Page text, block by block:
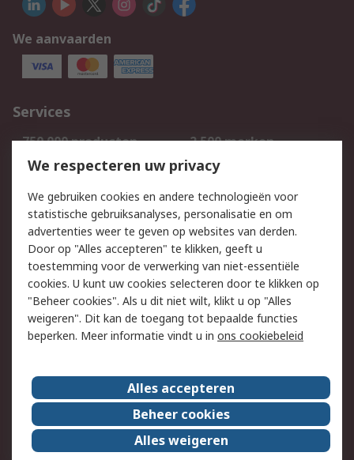
We aanvaarden
Services
750.000 producten
2.500 merken
Bestellen
Inkoopoplossingen
Track & Trace
Wettelijk
Cookiebeleid
Email veiligheid
Privacybeleid
Websitevoorwaarden
Algemene
verkoopvoorwaarden
Over RS
RS Group
Over ons
RS wereldwijd
Werken bij RS
ESG
We respecteren uw privacy
We gebruiken cookies en andere technologieën voor
statistische gebruiksanalyses, personalisatie en om
advertenties weer te geven op websites van derden.
Door op "Alles accepteren" te klikken, geeft u
toestemming voor de verwerking van niet-essentiële
cookies. U kunt uw cookies selecteren door te klikken op
"Beheer cookies". Als u dit niet wilt, klikt u op "Alles
weigeren". Dit kan de toegang tot bepaalde functies
beperken. Meer informatie vindt u in ons cookiebeleid
Alles accepteren
Beheer cookies
Alles weigeren